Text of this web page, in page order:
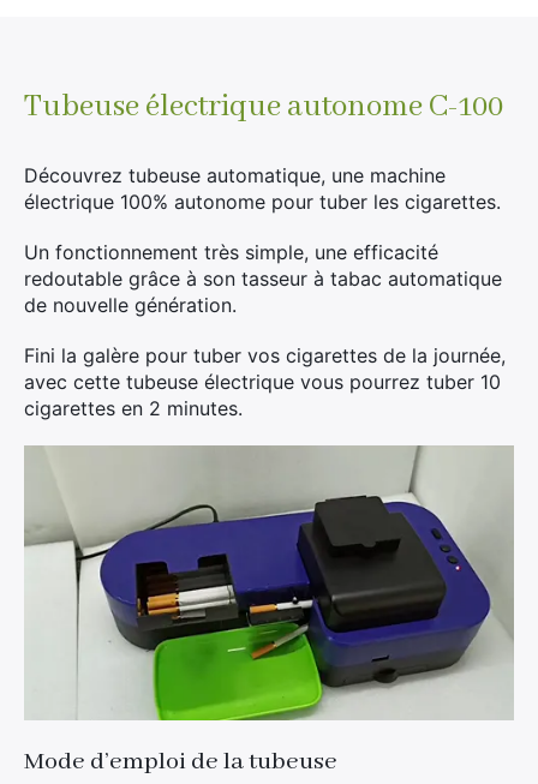
ce
Tubeuse électrique autonome C-100
Découvrez tubeuse automatique, une machine
électrique 100% autonome pour tuber les cigarettes.
Un fonctionnement très simple, une efficacité
redoutable grâce à son tasseur à tabac automatique
de nouvelle génération.
Fini la galère pour tuber vos cigarettes de la journée,
avec cette tubeuse électrique vous pourrez tuber 10
cigarettes en 2 minutes.
Mode d’emploi de la tubeuse